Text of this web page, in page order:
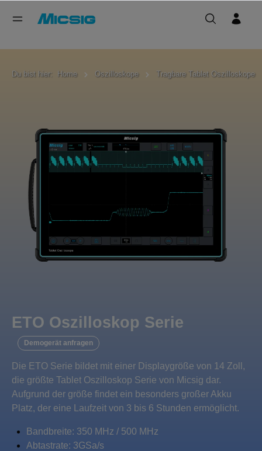
Du bist hier: Home Oszilloskope Tragbare Tablet Oszilloskope
ETO Oszilloskop Serie
Demogerät anfragen
Die ETO Serie bildet mit einer Displaygröße von 14 Zoll,
die größte Tablet Oszilloskop Serie von Micsig dar.
Aufgrund der größe findet ein besonders großer Akku
Platz, der eine Laufzeit von 3 bis 6 Stunden ermöglicht.
Bandbreite: 350 MHz / 500 MHz
Abtastrate: 3GSa/s